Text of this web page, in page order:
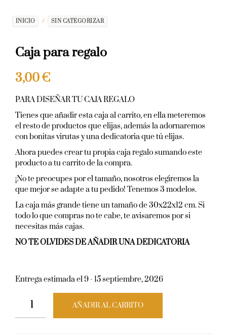
INICIO / SIN CATEGORIZAR
Caja para regalo
3,00€
PARA DISEÑAR TU CAJA REGALO
Tienes que añadir esta caja al carrito, en ella meteremos
el resto de productos que elijas, además la adornaremos
con bonitas virutas y una dedicatoria que tú elijas.
Ahora puedes crear tu propia caja regalo sumando este
producto a tu carrito de la compra.
¡No te preocupes por el tamaño, nosotros elegiremos la
que mejor se adapte a tu pedido! Tenemos 3 modelos.
La caja más grande tiene un tamaño de 30x22x12 cm. Si
todo lo que compras no te cabe, te avisaremos por si
necesitas más cajas.
NO TE OLVIDES DE AÑADIR UNA DEDICATORIA
Entrega estimada el 9 - 15 septiembre, 2026
AÑADIR AL CARRITO